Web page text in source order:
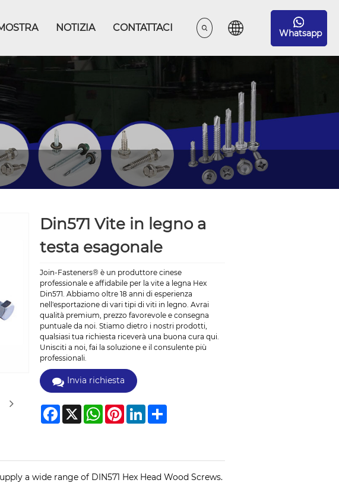
NOTIZIA CONTATTACI Whatsapp
Din571 Vite in legno a
testa esagonale
Join-Fasteners® è un produttore cinese
professionale e affidabile per la vite a legna Hex
Din571. Abbiamo oltre 18 anni di esperienza
nell'esportazione di vari tipi di viti in legno. Avrai
qualità premium, prezzo favorevole e consegna
puntuale da noi. Stiamo dietro i nostri prodotti,
qualsiasi tua richiesta riceverà una buona cura qui.
Unisciti a noi, fai la soluzione e il consulente più
professionali.
Invia richiesta
Facebook
X WhatsAppPinterestLinkedInShare
a wide range of DIN571 Hex Head Wood Screws.